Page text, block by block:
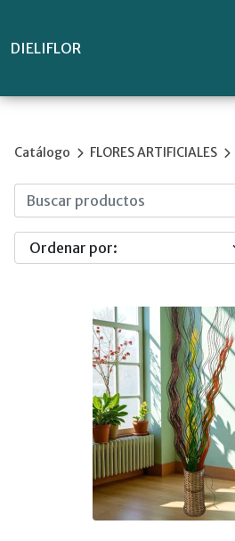
DIELIFLOR
Catálogo FLORES ARTIFICIALES